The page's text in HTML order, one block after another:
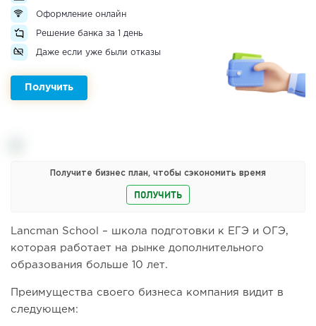
Оформление онлайн
Решение банка за 1 день
Даже если уже были отказы
Получить
Получите бизнес план, чтобы сэкономить время
ПОЛУЧИТЬ
Lancman School – школа подготовки к ЕГЭ и ОГЭ,
которая работает на рынке дополнительного
образования больше 10 лет.
Преимущества своего бизнеса компания видит в
следующем: